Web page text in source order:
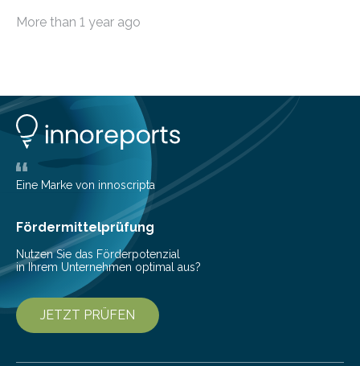
die genau das ermöglichen: Sie helfen Ihnen, Ausgaben
Lösungen interessieren. 1. Multibanking-Tools: Alle
Konten auf einen Blick Viele Banken bieten bereits in
ihrem Online-Banking eine Multibanking-Funktion an,
mit der sich Konten bei anderen Banken…
More than 1 year ago
Eine Marke von innoscripta
Fördermittelprüfung
Nutzen Sie das Förderpotenzial
in Ihrem Unternehmen optimal aus?
JETZT PRÜFEN